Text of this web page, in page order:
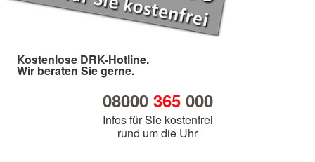
Kostenlose DRK-Hotline.
Wir beraten Sie gerne.
08000 365000
Infos für Sie kostenfrei
rund um die Uhr